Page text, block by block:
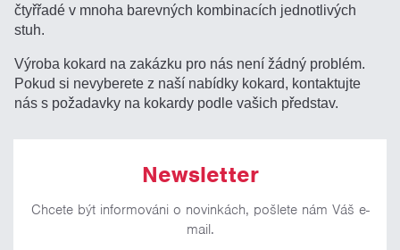
čtyřřadé v mnoha barevných kombinacích jednotlivých
stuh.
Výroba kokard na zakázku pro nás není žádný problém.
Pokud si nevyberete z naší nabídky kokard, kontaktujte
nás s požadavky na kokardy podle vašich představ.
Newsletter
Chcete být informováni o novinkách, pošlete nám Váš e-
mail.